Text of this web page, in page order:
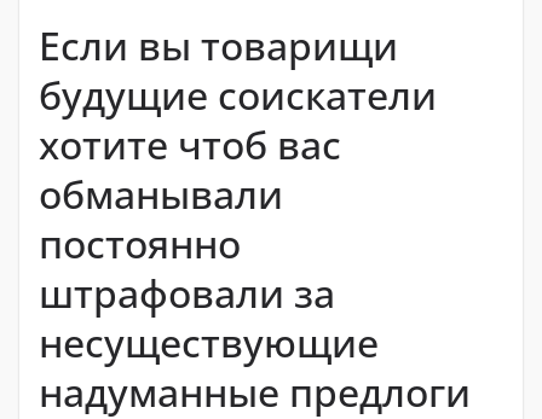
Если вы товарищи
будущие соискатели
хотите чтоб вас
обманывали
постоянно
штрафовали за
несуществующие
надуманные предлоги